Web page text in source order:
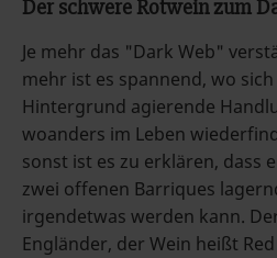
Der schwere Rotwein zum
Je mehr das "Dark Web"
mehr ist es spannend, wo
Hintergrund agierende
woanders im Leben
sonst ist es zu erklären, dass
zwei offenen Barriques
irgendetwas werden kann.
Engländer, der Wein heißt